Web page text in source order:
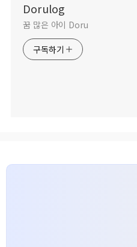
Dorulog
꿈 많은 아이 Doru
구독하기